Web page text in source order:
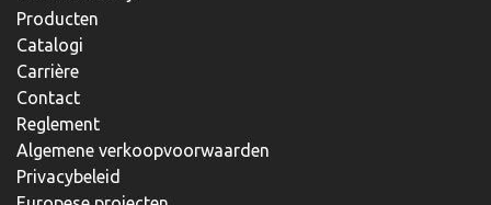
Producten
Catalogi
Carrière
Contact
Reglement
Algemene verkoopvoorwaarden
Privacybeleid